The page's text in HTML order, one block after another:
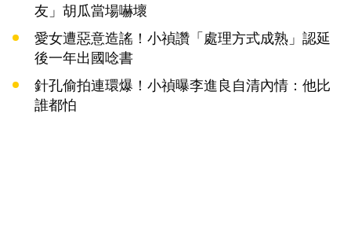
友」胡瓜當場嚇壞
愛女遭惡意造謠！小禎讚「處理方式成熟」認延
後一年出國唸書
針孔偷拍連環爆！小禎曝李進良自清內情：他比
誰都怕